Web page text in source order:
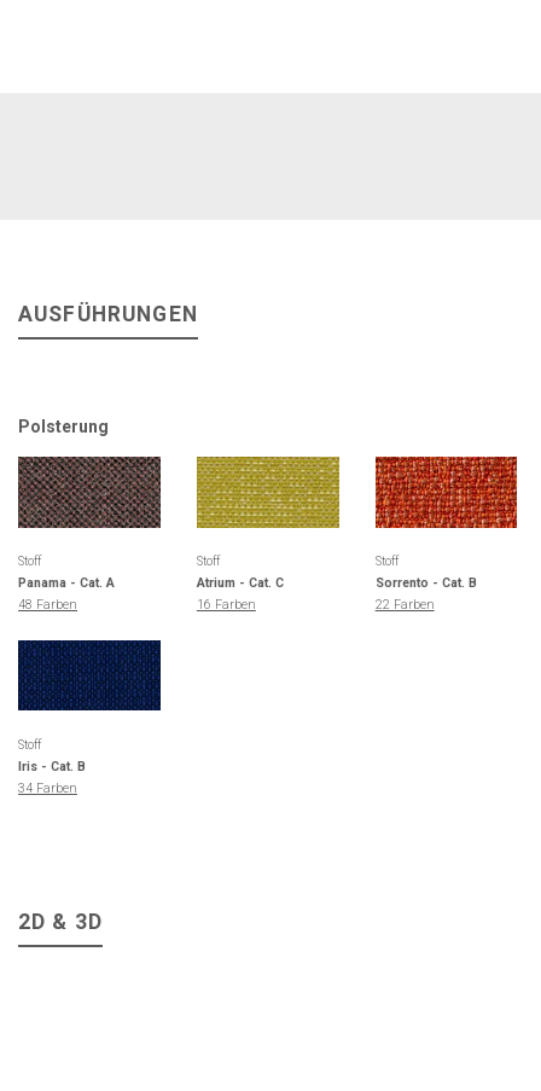
AUSFÜHRUNGEN
Polsterung
Stoff
Panama - Cat. A
48 Farben
Stoff
Atrium - Cat. C
16 Farben
Stoff
Sorrento - Cat. B
22 Farben
Stoff
Iris - Cat. B
34 Farben
2D & 3D